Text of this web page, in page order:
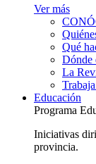
Ver más
Qué
Dónde
La
Educación
Programa
Iniciativas
provincia.